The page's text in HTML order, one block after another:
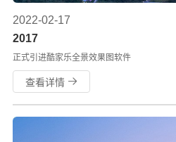
2022-02-17
2017
正式引进酷家乐全景效果图软件
查看详情